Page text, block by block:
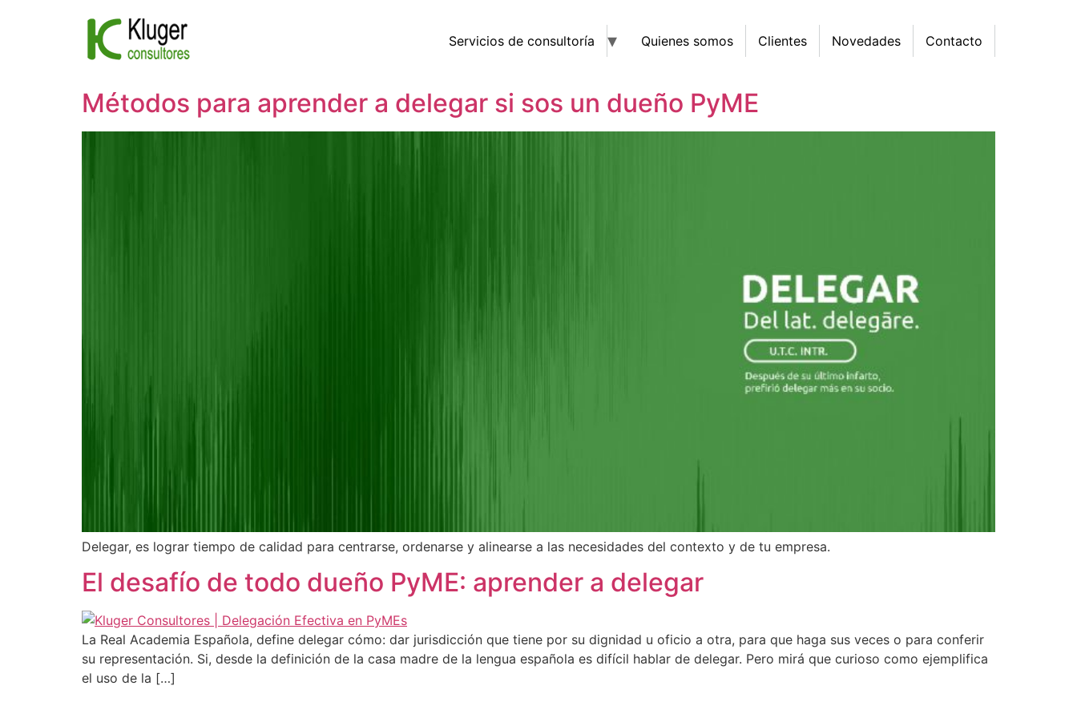
Servicios de consultoría Quienes somos Clientes Novedades Contacto
Métodos para aprender a delegar si sos un dueño PyME
Delegar, es lograr tiempo de calidad para centrarse, ordenarse y alinearse a las necesidades del contexto y de tu empresa.
El desafío de todo dueño PyME: aprender a delegar
La Real Academia Española, define delegar cómo: dar jurisdicción que tiene por su dignidad u oficio a otra, para que haga sus veces o para conferir
su representación. Si, desde la definición de la casa madre de la lengua española es difícil hablar de delegar. Pero mirá que curioso como ejemplifica
el uso de la […]